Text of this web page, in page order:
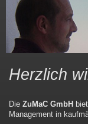
Herzlich
Die ZuMaC GmbH
Management in